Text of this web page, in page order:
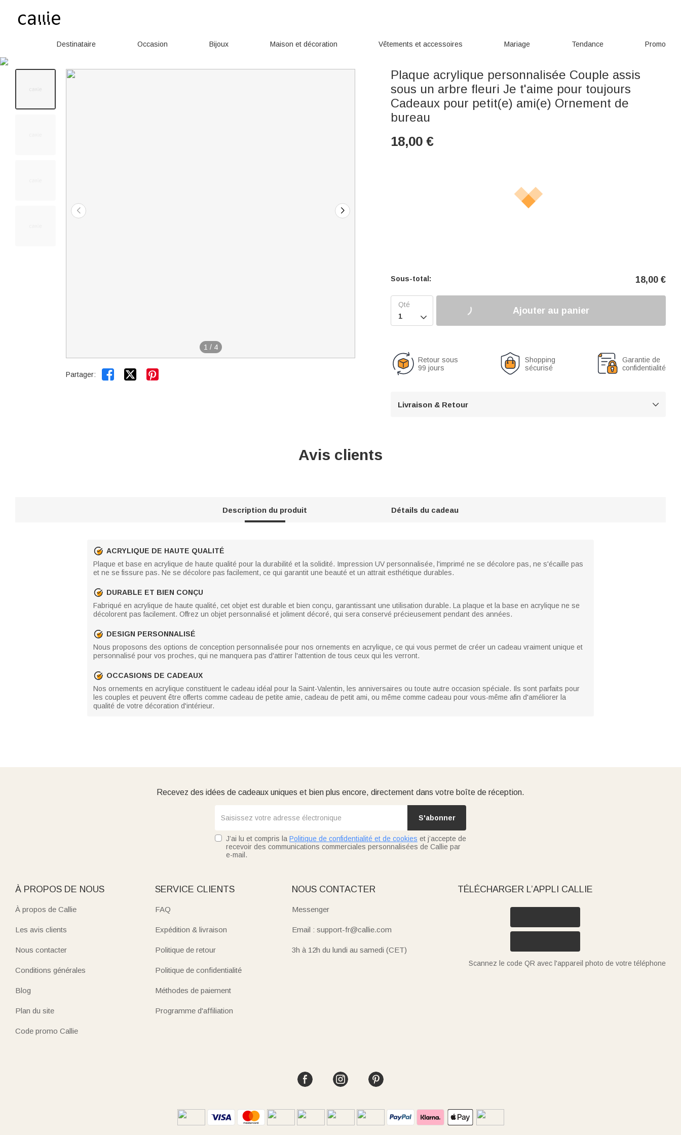
Destinataire Occasion Bijoux Maison et décoration Vêtements et accessoires Mariage Tendance Promo
1 / 4
Partager:  
Plaque acrylique personnalisée Couple assis
sous un arbre fleuri Je t'aime pour toujours
Cadeaux pour petit(e) ami(e) Ornement de
bureau
18,00 €
Sous-total: 18,00 €

Ajouter au panier
Retour sous
99 jours
Shopping
sécurisé
Garantie de
confidentialité
Livraison & Retour 
Avis clients
Description du produit Détails du cadeau
ACRYLIQUE DE HAUTE QUALITÉ
Plaque et base en acrylique de haute qualité pour la durabilité et la solidité. Impression UV personnalisée, l'imprimé ne se décolore pas, ne s'écaille pas
et ne se fissure pas. Ne se décolore pas facilement, ce qui garantit une beauté et un attrait esthétique durables.
DURABLE ET BIEN CONÇU
Fabriqué en acrylique de haute qualité, cet objet est durable et bien conçu, garantissant une utilisation durable. La plaque et la base en acrylique ne se
décolorent pas facilement. Offrez un objet personnalisé et joliment décoré, qui sera conservé précieusement pendant des années.
DESIGN PERSONNALISÉ
Nous proposons des options de conception personnalisée pour nos ornements en acrylique, ce qui vous permet de créer un cadeau vraiment unique et
personnalisé pour vos proches, qui ne manquera pas d'attirer l'attention de tous ceux qui les verront.
OCCASIONS DE CADEAUX
Nos ornements en acrylique constituent le cadeau idéal pour la Saint-Valentin, les anniversaires ou toute autre occasion spéciale. Ils sont parfaits pour
les couples et peuvent être offerts comme cadeau de petite amie, cadeau de petit ami, ou même comme cadeau pour vous-même afin d'améliorer la
qualité de votre décoration d'intérieur.
Recevez des idées de cadeaux uniques et bien plus encore, directement dans votre boîte de réception.
S'abonner
J’ai lu et compris la Politique de confidentialité et de cookies et j’accepte de
recevoir des communications commerciales personnalisées de Callie par
e-mail.
À PROPOS DE NOUS
À propos de Callie
Les avis clients
Nous contacter
Conditions générales
Blog
Plan du site
Code promo Callie
SERVICE CLIENTS
FAQ
Expédition & livraison
Politique de retour
Politique de confidentialité
Méthodes de paiement
Programme d'affiliation
NOUS CONTACTER
Messenger
Email : support-fr@callie.com
3h à 12h du lundi au samedi (CET)
TÉLÉCHARGER L’APPLI CALLIE
Scannez le code QR avec l'appareil photo de votre téléphone